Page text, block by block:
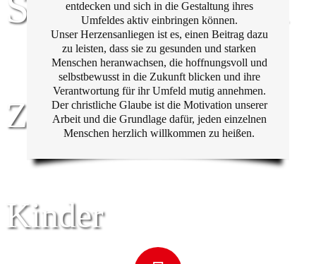
Zentrum für
Kinder
entdecken und sich in die Gestaltung ihres
Umfeldes aktiv einbringen können.
Unser Herzensanliegen ist es, einen Beitrag dazu
zu leisten, dass sie zu gesunden und starken
Menschen heranwachsen, die hoffnungsvoll und
selbstbewusst in die Zukunft blicken und ihre
Verantwortung für ihr Umfeld mutig annehmen.
Der christliche Glaube ist die Motivation unserer
Arbeit und die Grundlage dafür, jeden einzelnen
Menschen herzlich willkommen zu heißen.